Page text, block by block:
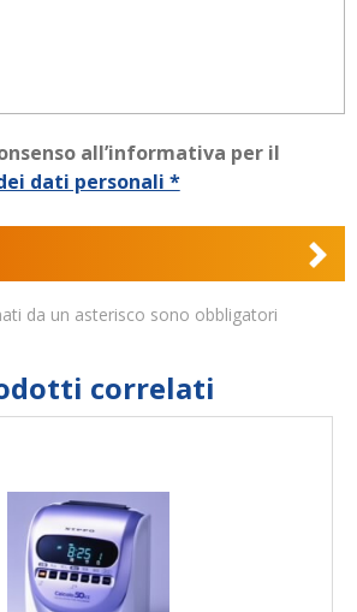
all’informativa per il
dati personali *
da un asterisco sono obbligatori
correlati